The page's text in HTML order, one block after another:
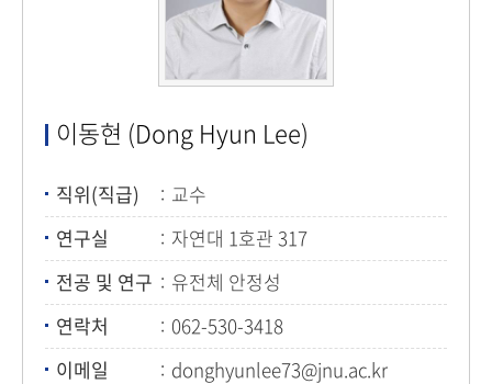
이동현 (Dong Hyun Lee)
직위(직급)
교수
연구실
자연대 1호관 317
전공 및 연구
유전체 안정성
연락처
062-530-3418
이메일
donghyunlee73@jnu.ac.kr